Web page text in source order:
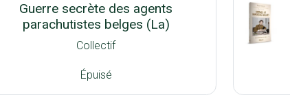
Guerre secrète des agents
parachutistes belges (La)
Collectif
Épuisé